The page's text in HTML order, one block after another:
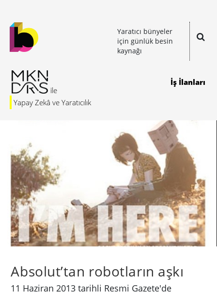
Yaratıcı bünyeler
için günlük besin
kaynağı
Yapay Zekâ ve Yaratıcılık
İş İlanları
Absolut’tan robotların aşkı
11 Haziran 2013 tarihli Resmi Gazete'de